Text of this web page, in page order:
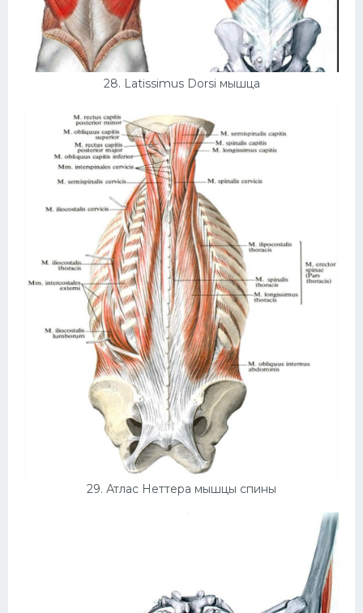
28. Latissimus Dorsi мышца
29. Атлас Неттера мышцы спины